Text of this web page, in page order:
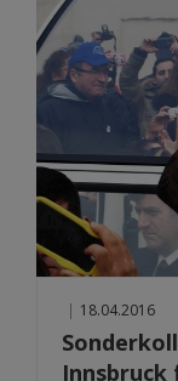
| 18.04.2016
Innsbruck